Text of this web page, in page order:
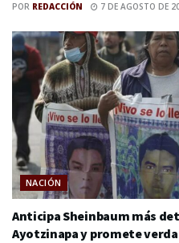
POR REDACCIÓN 7 DE AGOSTO DE
NACIÓN
Anticipa Sheinbaum más
Ayotzinapa y promete